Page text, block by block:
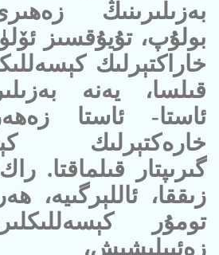
بەزىلىرىنىڭ
بولۇپ، تۇيۇقسىز
خاراكتېرلىك
قىلسا، يەنە
ئاستا- ئاستا
خارەكتېرلىك
گىرىپتار قىلماقتا.
زىققا،
تومۇر
زەئىپلىشىش،